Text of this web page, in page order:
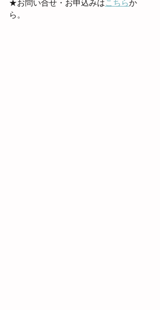
★お問い合せ・お申込みはこちらか
ら。